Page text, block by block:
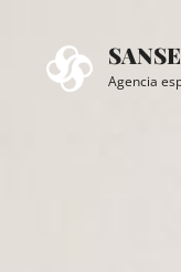
contenido
Agencia